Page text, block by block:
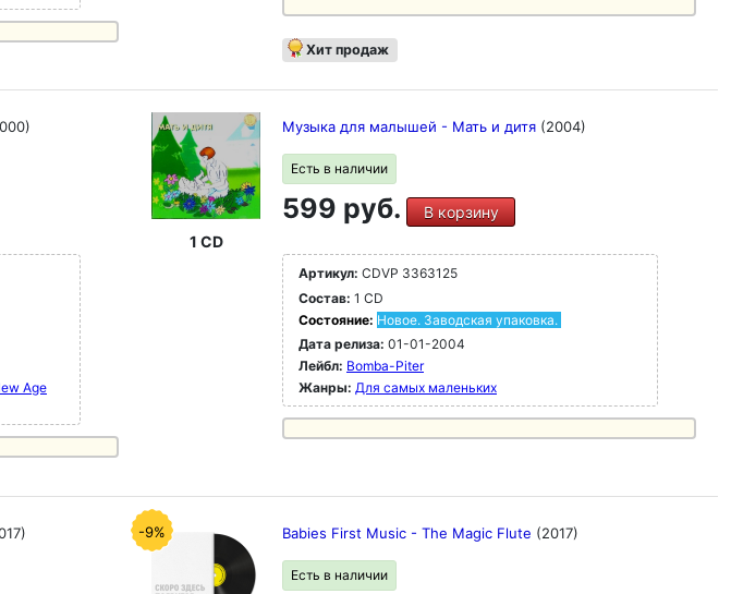
Хит продаж
Age
1 CD
Музыка для малышей - Мать и дитя (2004)
Есть в наличии
599 руб. В корзину
Артикул: CDVP 3363125
Состав: 1 CD
Состояние: Новое. Заводская упаковка.
Дата релиза: 01-01-2004
Лейбл: Bomba-Piter
Жанры: Для самых маленьких
-9% Babies First Music - The Magic Flute (2017)
Есть в наличии